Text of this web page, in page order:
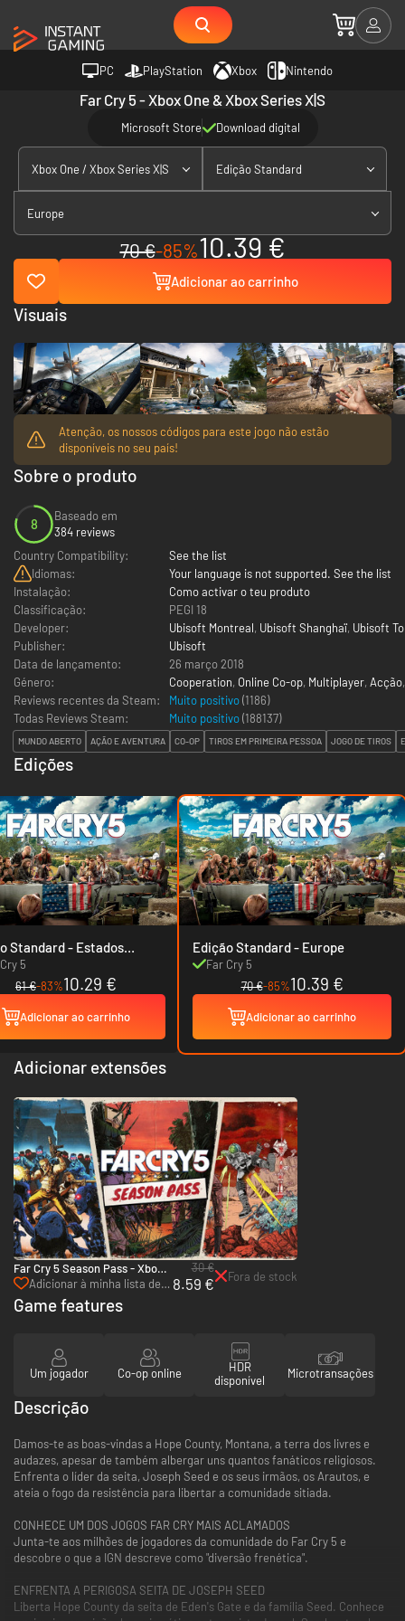
PC PlayStation Xbox Nintendo
Far Cry 5 - Xbox One & Xbox Series X|S
Microsoft Store Download digital
Xbox One / Xbox Series X|S Edição Standard
Europe
70 €-85%10.39 €
Adicionar ao carrinho
Atenção, os nossos códigos para este jogo não estão
disponíveis no seu país!
Sobre o produto
8
Baseado em
384 reviews
Country Compatibility:
See the list
Idiomas:
Your language is not supported. See the list
Instalação:
Como activar o teu produto
Classificação:
PEGI 18
Developer:
Ubisoft Montreal, Ubisoft Shanghaï, Ubisoft
Publisher:
Ubisoft
Data de lançamento:
26 março 2018
Género:
Cooperation, Online Co-op, Multiplayer, Acção
Reviews recentes da Steam:
Muito positivo(1186)
Todas Reviews Steam:
Muito positivo(188137)
MUNDO ABERTO AÇÃO E AVENTURA CO-OP TIROS EM PRIMEIRA PESSOA JOGO DE TIROS
Edições
- Estados
5
61 €-83%10.29 €
Adicionar ao carrinho
Edição Standard - Europe
Far Cry 5
70 €-85%10.39 €
Adicionar ao carrinho
Adicionar extensões
Far Cry 5 Season Pass - Xbox
One & Xbox Series X|S
Adicionar à minha lista de
desejos
30 €
8.59 € Fora de stock
Visuais
Game features
Um jogador Co-op online
HDR
disponível
Microtransações
Descrição
Damos-te as boas-vindas a Hope County, Montana, a terra dos livres e
audazes, apesar de também albergar uns quantos fanáticos religiosos.
Enfrenta o líder da seita, Joseph Seed e os seus irmãos, os Arautos, e
ateia o fogo da resistência para libertar a comunidade sitiada.
CONHECE UM DOS JOGOS FAR CRY MAIS ACLAMADOS
Junta-te aos milhões de jogadores da comunidade do Far Cry 5 e
descobre o que a IGN descreve como "diversão frenética".
ENFRENTA A PERIGOSA SEITA DE JOSEPH SEED
Liberta Hope County da seita de Eden's Gate e da família Seed. Conhece